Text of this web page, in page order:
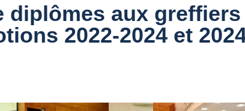
diplômes aux greffiers
2022-2024 et